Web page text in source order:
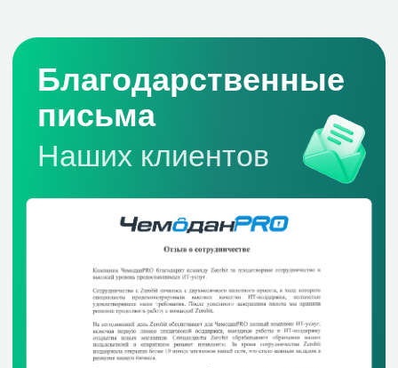
Компания
Microsoft 365 для РФ
Поставки ПО и
оборудования
Поставки
Power BI
Бизнес аналитика
BI-Системы